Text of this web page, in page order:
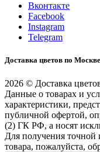
Вконтакте
Facebook
Instagram
Telegram
Доставка цветов по
2026 © Доставка
Данные о товарах и
характеристики,
публичной офертой,
(2) ГК РФ, а носят
Для получения
товара, пожалуйста,